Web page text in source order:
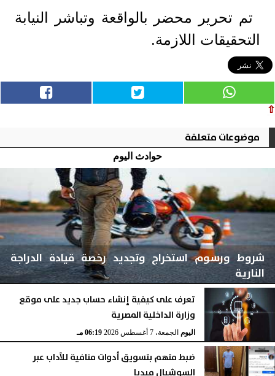
تم تحرير محضر بالواقعة وتباشر النيابة
التحقيقات اللازمة.
⇧
موضوعات متعلقة
حوادث اليوم
شروط ورسوم استخراج وتجديد رخصة قيادة الدراجة
النارية
الجمعة، 7 أغسطس 2026 06:24 مـ
تعرف على كيفية إنشاء حساب جديد على موقع
وزارة الداخلية المصرية
اليوم الجمعة، 7 أغسطس 2026 06:19 مـ
ضبط متهم بتسويق أدوات منافية للآداب عبر